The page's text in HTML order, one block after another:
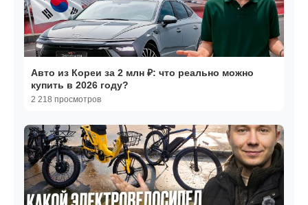
Авто из Кореи за 2 млн ₽: что реально можно
купить в 2026 году?
2 218 просмотров